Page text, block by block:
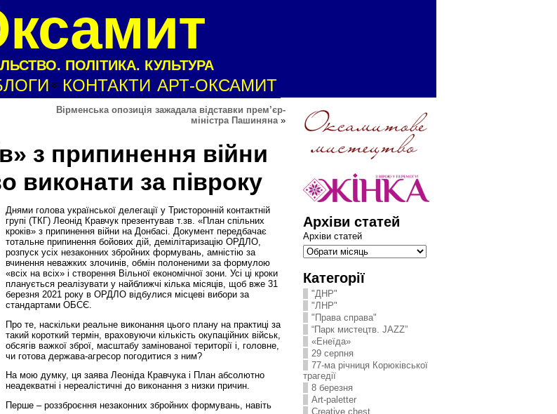
ПОЛІТИКА. КУЛЬТУРА
КОНТАКТИ АРТ-ОКСАМИТ
Вірменська опозиція зажадала відставки прем’єр-
міністра Пашиняна»
з припинення війни
виконати за півроку
Днями голова української делегації у Тристоронній контактній
групі (ТКГ) Леонід Кравчук презентував т.зв. «План спільних
кроків» з припинення війни на Донбасі. Документ передбачає
тотальне припинення бойових дій, демілітаризацію ОРДЛО,
розпуск усіх незаконних збройних формувань, амністію за
вчинення неважких злочинів, обмін полоненими за формулою
«всіх на всіх» і створення Вільної економічної зони. Усі ці кроки
планується реалізувати у найближчі кілька місяців, щоб вже 31
березня 2021 року в ОРДЛО відбулися місцеві вибори за
стандартами ОБСЄ.
Про те, наскільки реальне виконання цього плану на практиці за
такий короткий термін, враховуючи кількість окупаційних військ,
обсягів важкої зброї, масштабу замінованої території і, головне,
чи готова держава-агресор погодитися з ним?
На мою думку, ця заява Леоніда Кравчука і План абсолютно
неадекватні і нереалістичні до виконання з низки причин.
Перше – роззброєння незаконних збройних формувань, навіть
Архіви статей
Архіви статей
Категорії
"ДНР"
"ЛНР"
"Права справа"
“Парк мистецтв. JAZZ”
«Енеїда»
29 серпня
77-ма річниця Корюківської
трагедії
8 березня
Art-paletter
Creative chest